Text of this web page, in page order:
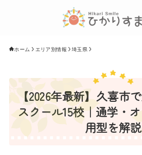
ホーム エリア別情報 埼玉県
【2026年最新】久喜市
スクール15校｜通学・
用型を解説